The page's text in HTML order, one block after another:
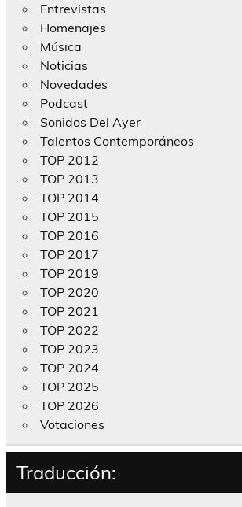
Entrevistas
Homenajes
Música
Noticias
Novedades
Podcast
Sonidos Del Ayer
Talentos Contemporáneos
TOP 2012
TOP 2013
TOP 2014
TOP 2015
TOP 2016
TOP 2017
TOP 2019
TOP 2020
TOP 2021
TOP 2022
TOP 2023
TOP 2024
TOP 2025
TOP 2026
Votaciones
Traducción: